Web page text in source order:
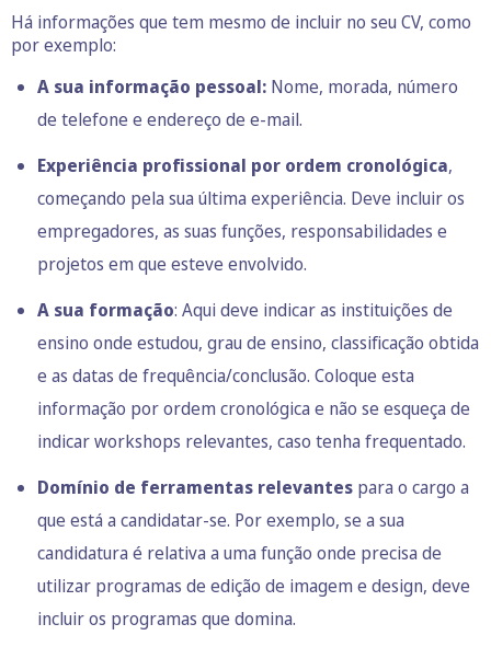
Há informações que tem mesmo de incluir no seu CV, como
por exemplo:
A sua informação pessoal: Nome, morada, número
de telefone e endereço de e-mail.
Experiência profissional por ordem cronológica,
começando pela sua última experiência. Deve incluir os
empregadores, as suas funções, responsabilidades e
projetos em que esteve envolvido.
A sua formação: Aqui deve indicar as instituições de
ensino onde estudou, grau de ensino, classificação obtida
e as datas de frequência/conclusão. Coloque esta
informação por ordem cronológica e não se esqueça de
indicar workshops relevantes, caso tenha frequentado.
Domínio de ferramentas relevantes para o cargo a
que está a candidatar-se. Por exemplo, se a sua
candidatura é relativa a uma função onde precisa de
utilizar programas de edição de imagem e design, deve
incluir os programas que domina.